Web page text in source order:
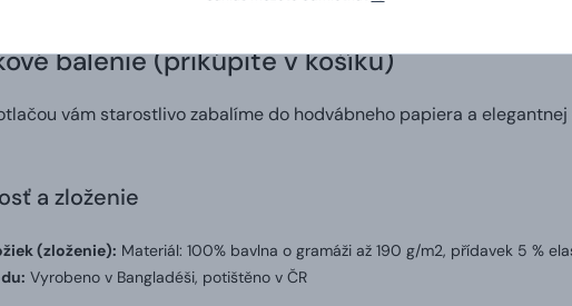
balenie (prikúpite v košíku)
vám starostlivo zabalíme do hodvábneho papiera a
a zloženie
(zloženie): Materiál: 100% bavlna o gramáži až 190 g/m2, přídavek 5 %
Vyrobeno v Bangladéši, potištěno v ČR